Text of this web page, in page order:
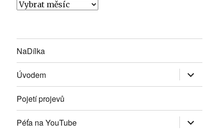
Vloženky
NaDílka
Úvodem Zobrazit
položky
Pojetí projevů
Péťa na YouTube Zobrazit